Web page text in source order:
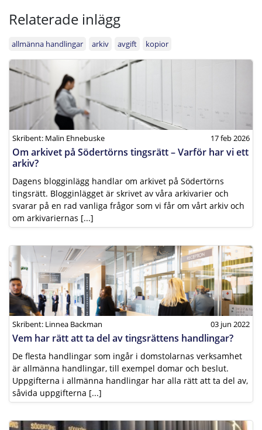
Relaterade inlägg
allmänna handlingar arkiv avgift kopior
Skribent: Malin Ehnebuske 17 feb 2026
Om arkivet på Södertörns tingsrätt – Varför har vi ett
arkiv?
Dagens blogginlägg handlar om arkivet på Södertörns
tingsrätt. Blogginlägget är skrivet av våra arkivarier och
svarar på en rad vanliga frågor som vi får om vårt arkiv och
om arkivariernas [...]
Skribent: Linnea Backman 03 jun 2022
Vem har rätt att ta del av tingsrättens handlingar?
De flesta handlingar som ingår i domstolarnas verksamhet
är allmänna handlingar, till exempel domar och beslut.
Uppgifterna i allmänna handlingar har alla rätt att ta del av,
såvida uppgifterna [...]